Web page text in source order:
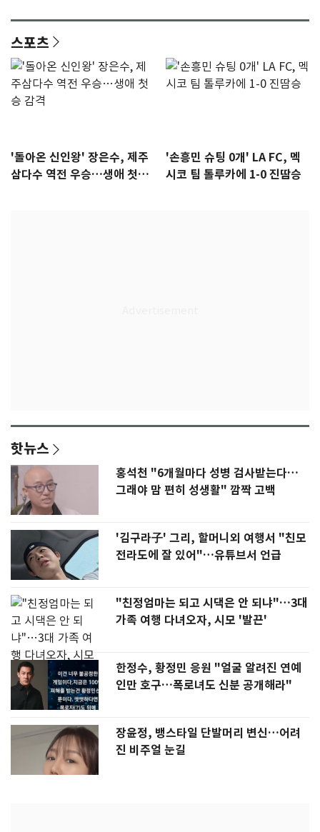
스포츠
'돌아온 신인왕' 장은수, 제주
삼다수 역전 우승…생애 첫승
'손흥민 슈팅 0개' LA FC, 멕
시코 팀 톨루카에 1-0 진땀승
핫뉴스
홍석천 "6개월마다 성병 검사받는다…
그래야 맘 편히 성생활" 깜짝 고백
'김구라子' 그리, 할머니외 여행서 "친모
전라도에 잘 있어"…유튜브서 언급
"친정엄마는 되고 시댁은 안 되냐"…3대
가족 여행 다녀오자, 시모 '발끈'
한정수, 황정민 응원 "얼굴 알려진 연예
인만 호구…폭로녀도 신분 공개해라"
장윤정, 뱅스타일 단발머리 변신…어려
진 비주얼 눈길